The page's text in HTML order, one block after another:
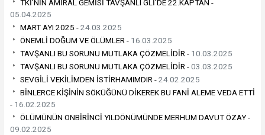
TKİ’NİN AMİRAL GEMİSİ TAVŞANLI GLİ’DE 22.KAPTAN -
05.04.2025
MART AYI 2025 -24.03.2025
ÖNEMLİ DOĞUM VE ÖLÜMLER - 16.03.2025
TAVŞANLI BU SORUNU MUTLAKA ÇÖZMELİDİR - 10.03.2025
TAVŞANLI BU SORUNU MUTLAKA ÇÖZMELİDİR -03.03.2025
SEVGİLİ VEKİLİMDEN İSTİRHAMIMDIR -24.02.2025
BİNLERCE KİŞİNİN SÖKÜĞÜNÜ DİKEREK BU FANİ ALEME VEDA ETTİ
- 16.02.2025
ÖLÜMÜNÜN ONBİRİNCİ YILDÖNÜMÜNDE MERHUM DAVUT ÖZAY -
09.02.2025